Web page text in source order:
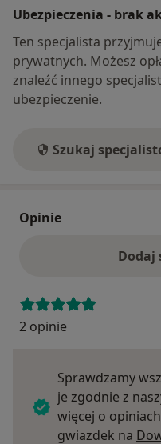
Ubezpieczenia - brak
Ten specjalista
prywatnych. Możesz
znaleźć innego
ubezpieczenie.
Szukaj
Opinie
Dodaj
2 opinie
Sprawdzamy
je zgodnie z
więcej o
gwiazdek na